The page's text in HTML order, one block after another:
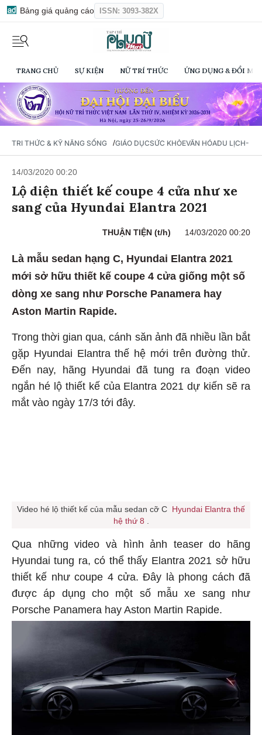
Bảng giá quảng cáo ISSN: 3093-382X
TRANG CHỦ SỰ KIỆN NỮ TRÍ THỨC ỨNG DỤNG & ĐỔI
TRI THỨC & KỸ NĂNG SỐNG /GIÁO DỤCSỨC KHỎEVĂN HÓADU LỊCH-
14/03/2020 00:20
Lộ diện thiết kế coupe 4 cửa như xe
sang của Hyundai Elantra 2021
THUẬN TIỆN (t/h) 14/03/2020 00:20
Là mẫu sedan hạng C, Hyundai Elantra 2021
mới sở hữu thiết kế coupe 4 cửa giống một số
dòng xe sang như Porsche Panamera hay
Aston Martin Rapide.
Trong thời gian qua, cánh săn ảnh đã nhiều lần bắt
gặp Hyundai Elantra thế hệ mới trên đường thử.
Đến nay, hãng Hyundai đã tung ra đoạn video
ngắn hé lộ thiết kế của Elantra 2021 dự kiến sẽ ra
mắt vào ngày 17/3 tới đây.
Video hé lộ thiết kế của mẫu sedan cỡ C Hyundai Elantra thế
hệ thứ 8 .
Qua những video và hình ảnh teaser do hãng
Hyundai tung ra, có thể thấy Elantra 2021 sở hữu
thiết kế như coupe 4 cửa. Đây là phong cách đã
được áp dụng cho một số mẫu xe sang như
Porsche Panamera hay Aston Martin Rapide.